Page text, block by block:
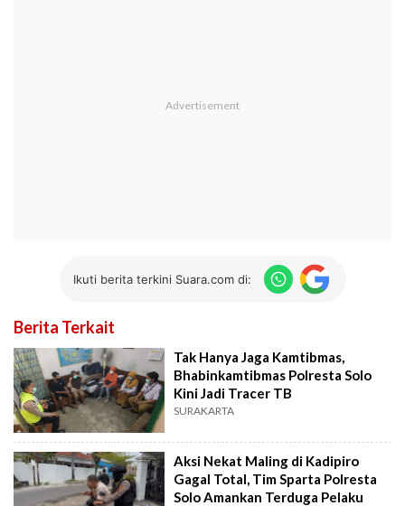
Ikuti berita terkini Suara.com di:
Berita Terkait
Tak Hanya Jaga Kamtibmas,
Bhabinkamtibmas Polresta Solo
Kini Jadi Tracer TB
SURAKARTA
Aksi Nekat Maling di Kadipiro
Gagal Total, Tim Sparta Polresta
Solo Amankan Terduga Pelaku